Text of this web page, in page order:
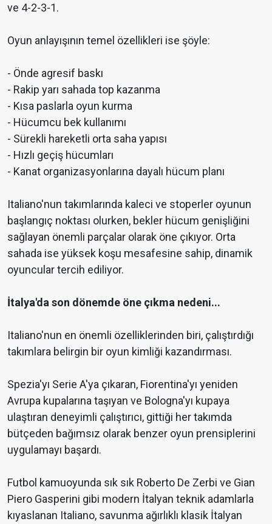
ve 4-2-3-1.
Oyun anlayışının temel özellikleri ise şöyle:
- Önde agresif baskı
- Rakip yarı sahada top kazanma
- Kısa paslarla oyun kurma
- Hücumcu bek kullanımı
- Sürekli hareketli orta saha yapısı
- Hızlı geçiş hücumları
- Kanat organizasyonlarına dayalı hücum planı
Italiano'nun takımlarında kaleci ve stoperler oyunun
başlangıç noktası olurken, bekler hücum genişliğini
sağlayan önemli parçalar olarak öne çıkıyor. Orta
sahada ise yüksek koşu mesafesine sahip, dinamik
oyuncular tercih ediliyor.
İtalya'da son dönemde öne çıkma nedeni...
Italiano'nun en önemli özelliklerinden biri, çalıştırdığı
takımlara belirgin bir oyun kimliği kazandırması.
Spezia'yı Serie A'ya çıkaran, Fiorentina'yı yeniden
Avrupa kupalarına taşıyan ve Bologna'yı kupaya
ulaştıran deneyimli çalıştırıcı, gittiği her takımda
bütçeden bağımsız olarak benzer oyun prensiplerini
uygulamayı başardı.
Futbol kamuoyunda sık sık Roberto De Zerbi ve Gian
Piero Gasperini gibi modern İtalyan teknik adamlarla
kıyaslanan Italiano, savunma ağırlıklı klasik İtalyan